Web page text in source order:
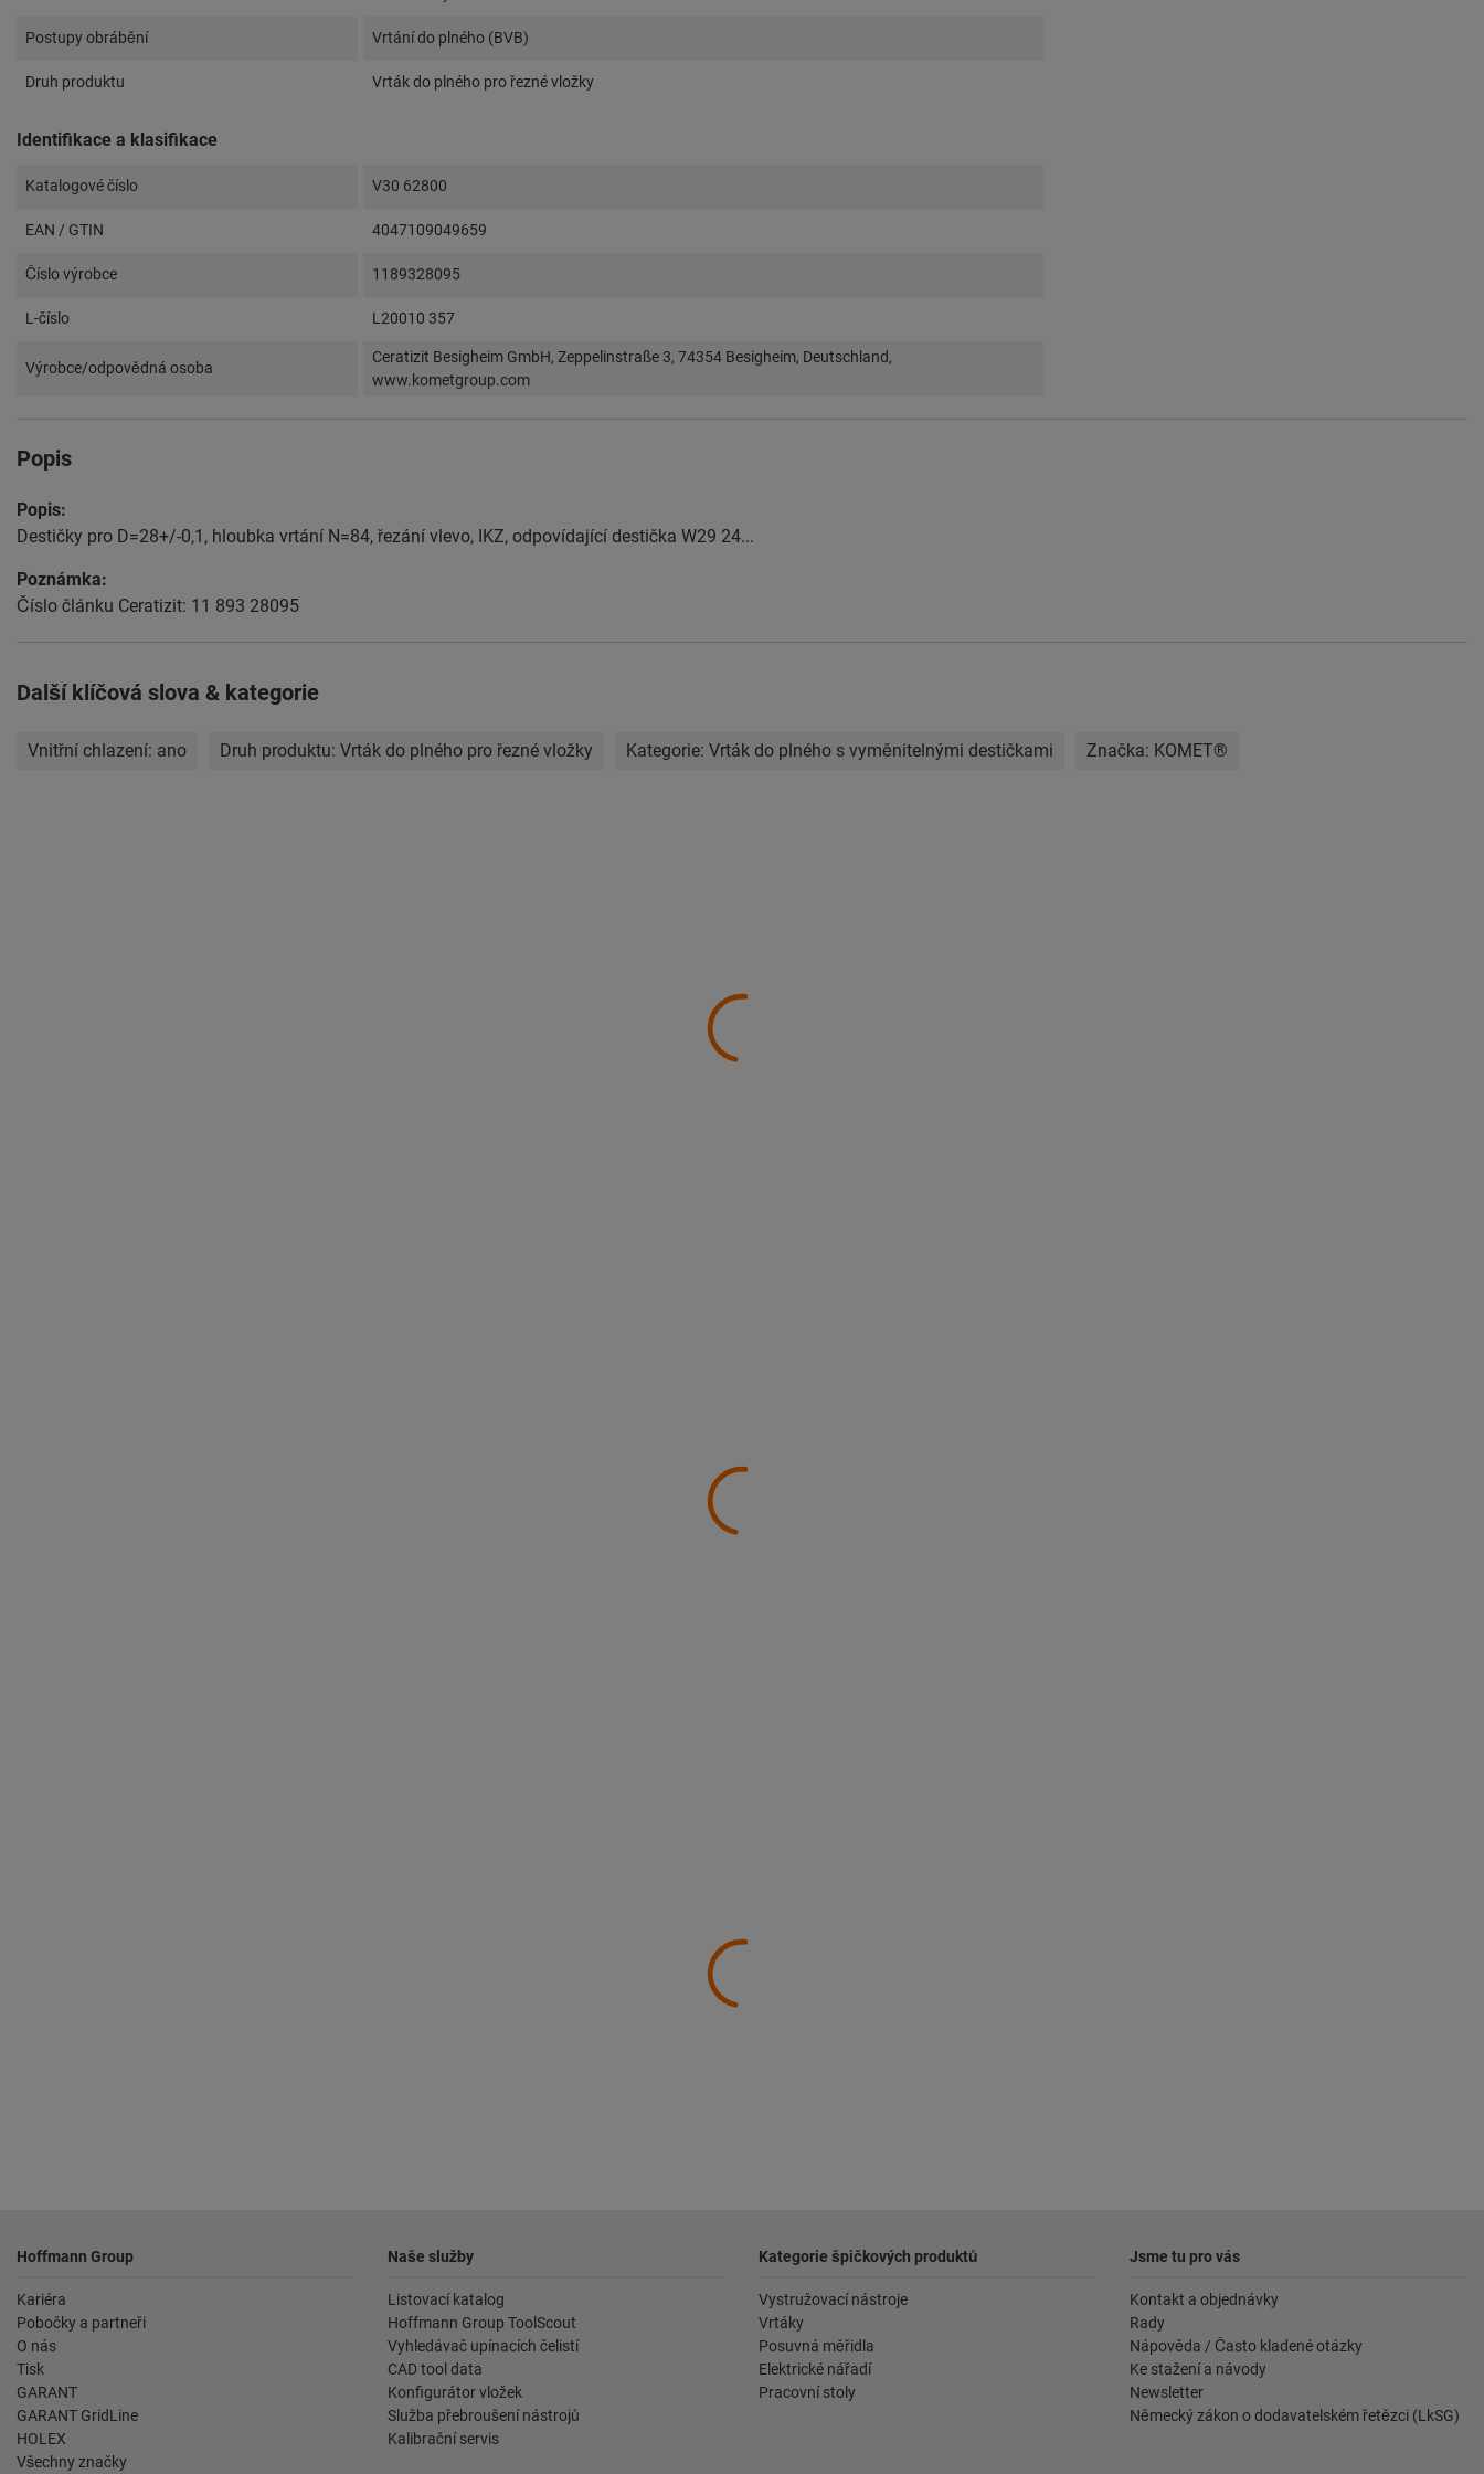
Postupy obrábění Vrtání do plného (BVB)
Druh produktu Vrták do plného pro řezné vložky
Identifikace a klasifikace
Katalogové číslo V30 62800
EAN / GTIN 4047109049659
Číslo výrobce 1189328095
L-číslo L20010 357
Výrobce/odpovědná osoba
Ceratizit Besigheim GmbH, Zeppelinstraße 3, 74354 Besigheim, Deutschland,
www.kometgroup.com
Popis
Popis:
Destičky pro D=28+/-0,1, hloubka vrtání N=84, řezání vlevo, IKZ, odpovídající destička W29 24...
Poznámka:
Číslo článku Ceratizit: 11 893 28095
Další klíčová slova & kategorie
Vnitřní chlazení: ano Druh produktu: Vrták do plného pro řezné vložky Kategorie: Vrták do plného s vyměnitelnými destičkami Značka: KOMET®
Hoffmann Group
Kariéra
Pobočky a partneři
O nás
Tisk
GARANT
GARANT GridLine
HOLEX
Všechny značky
Naše služby
Listovací katalog
Hoffmann Group ToolScout
Vyhledávač upínacích čelistí
CAD tool data
Konfigurátor vložek
Služba přebroušení nástrojů
Kalibrační servis
Kategorie špičkových produktů
Vystružovací nástroje
Vrtáky
Posuvná měřidla
Elektrické nářadí
Pracovní stoly
Jsme tu pro vás
Kontakt a objednávky
Rady
Nápověda / Často kladené otázky
Ke stažení a návody
Newsletter
Německý zákon o dodavatelském řetězci (LkSG)